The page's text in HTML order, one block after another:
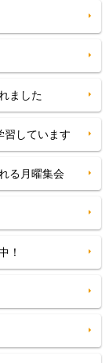
ました
しています
る月曜集会
！